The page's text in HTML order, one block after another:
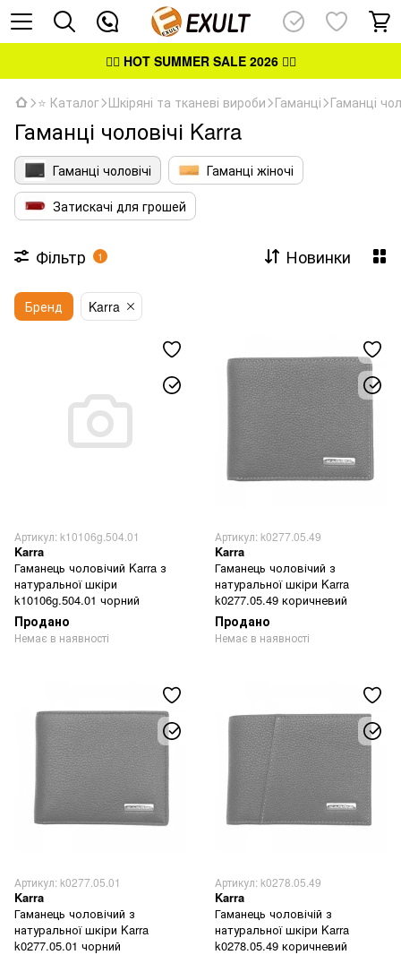
👉🏻 HOT SUMMER SALE 2026👈🏻
⭐ Каталог Шкіряні та тканеві вироби Гаманці Гаманці
Гаманці чоловічі Karra
Гаманці чоловічі
Гаманці жіночі
Затискачі для грошей
Фільтр 1 Новинки
Бренд Karra
Артикул: k10106g.504.01
Karra
Гаманець чоловічий Karra з
натуральної шкіри
k10106g.504.01 чорний
Продано
Немає в наявності
Артикул: k0277.05.49
Karra
Гаманець чоловічий з
натуральної шкіри Karra
k0277.05.49 коричневий
Продано
Немає в наявності
Артикул: k0277.05.01
Karra
Гаманець чоловічий з
натуральної шкіри Karra
k0277.05.01 чорний
Артикул: k0278.05.49
Karra
Гаманець чоловічій з
натуральної шкіри Karra
k0278.05.49 коричневий